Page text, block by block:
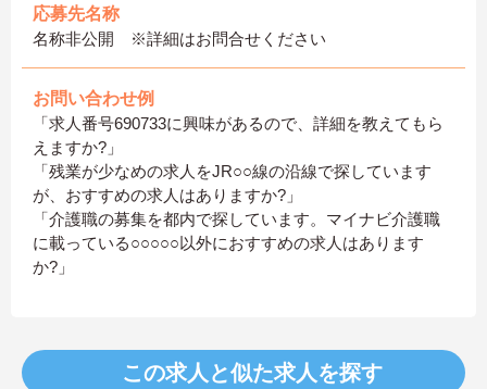
応募先名称
名称非公開 ※詳細はお問合せください
お問い合わせ例
「求人番号690733に興味があるので、詳細を教えてもら
えますか?」
「残業が少なめの求人をJR○○線の沿線で探しています
が、おすすめの求人はありますか?」
「介護職の募集を都内で探しています。マイナビ介護職
に載っている○○○○○以外におすすめの求人はあります
か?」
この求人と似た求人を探す